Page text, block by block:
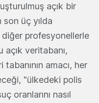
açık bir
son üç yılda
profesyonellerle
veritabanı,
amacı, her
"ülkedeki polis
oranlarını nasıl